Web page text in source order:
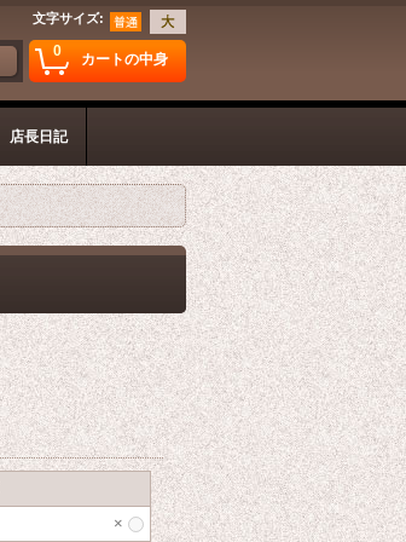
文字サイズ:
0 カートの中身
店長日記
×